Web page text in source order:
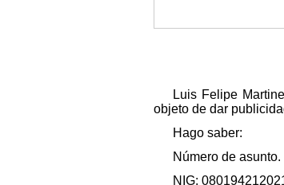
Luis Felipe
objeto de dar
Hago saber:
Número de
NIG: